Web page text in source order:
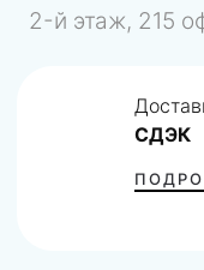
2-й этаж, 215
СДЭК